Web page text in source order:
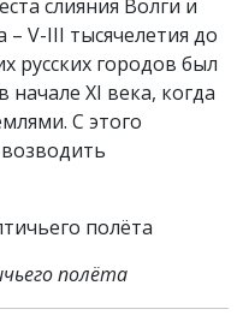
слияния Волги и
V-III тысячелетия до
русских городов был
XI века, когда
С этого
полёта